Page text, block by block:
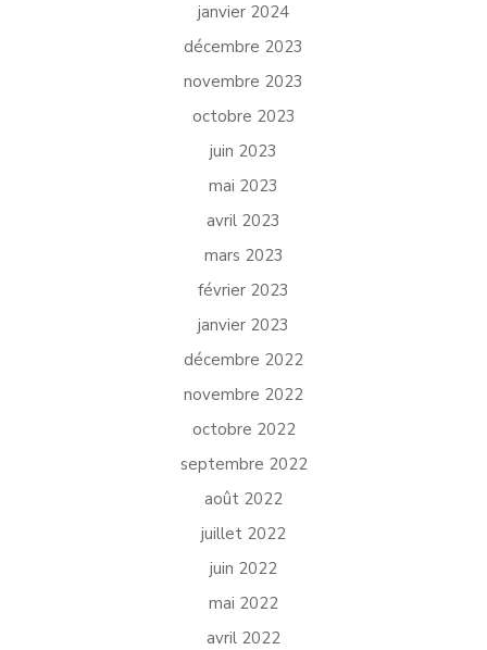
janvier 2024
décembre 2023
novembre 2023
octobre 2023
juin 2023
mai 2023
avril 2023
mars 2023
février 2023
janvier 2023
décembre 2022
novembre 2022
octobre 2022
septembre 2022
août 2022
juillet 2022
juin 2022
mai 2022
avril 2022